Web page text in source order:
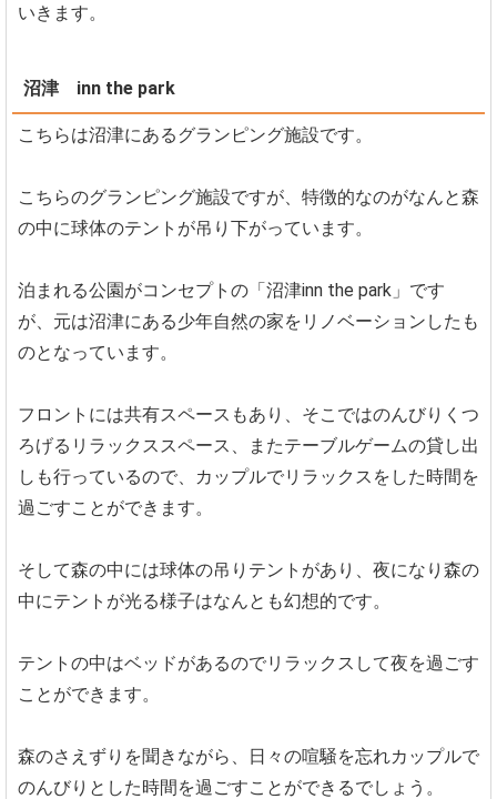
いきます。
沼津 inn the park
こちらは沼津にあるグランピング施設です。
こちらのグランピング施設ですが、特徴的なのがなんと森
の中に球体のテントが吊り下がっています。
泊まれる公園がコンセプトの「沼津inn the park」です
が、元は沼津にある少年自然の家をリノベーションしたも
のとなっています。
フロントには共有スペースもあり、そこではのんびりくつ
ろげるリラックススペース、またテーブルゲームの貸し出
しも行っているので、カップルでリラックスをした時間を
過ごすことができます。
そして森の中には球体の吊りテントがあり、夜になり森の
中にテントが光る様子はなんとも幻想的です。
テントの中はベッドがあるのでリラックスして夜を過ごす
ことができます。
森のさえずりを聞きながら、日々の喧騒を忘れカップルで
のんびりとした時間を過ごすことができるでしょう。